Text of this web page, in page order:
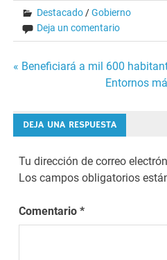
Destacado /Gobierno
Deja un comentario
Navegación
entradas
« Beneficiará a mil 600
Entornos
DEJA UNA RESPUESTA
Tu dirección de correo
Los campos obligatorios
Comentario*